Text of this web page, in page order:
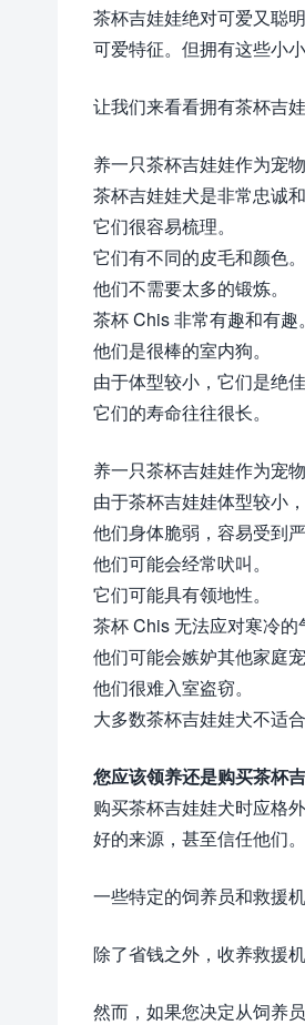
茶杯吉娃娃绝对可爱又聪
可爱特征。但拥有这些小
让我们来看看拥有茶杯吉
养一只茶杯吉娃娃作为宠
茶杯吉娃娃犬是非常忠诚
它们很容易梳理。
它们有不同的皮毛和颜色。
他们不需要太多的锻炼。
茶杯 Chis 非常有趣和有趣。
他们是很棒的室内狗。
由于体型较小，它们是绝佳
它们的寿命往往很长。
养一只茶杯吉娃娃作为宠
由于茶杯吉娃娃体型较小
他们身体脆弱，容易受到严
他们可能会经常吠叫。
它们可能具有领地性。
茶杯 Chis 无法应对寒冷的
他们可能会嫉妒其他家庭宠
他们很难入室盗窃。
大多数茶杯吉娃娃犬不适
您应该领养还是购买茶杯
购买茶杯吉娃娃犬时应格
好的来源，甚至信任他们。
一些特定的饲养员和救援
除了省钱之外，收养救援
然而，如果您决定从饲养